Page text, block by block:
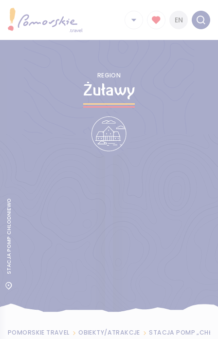
EN
REGION
Żuławy
STACJA POMP CHLODNIEWO
POMORSKIE TRAVEL OBIEKTY/ATRAKCJE